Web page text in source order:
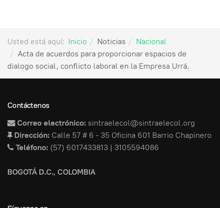
Usted está aquí: Inicio Noticias
Nacional
Acta de acuerdos para proporcionar espacios de
dialogo social, conflicto laboral en la Empresa Urrá.
Contáctenos
Correo electrónico: sintraelecol@sintraelecol.org
Dirección: Calle 57 # 6 - 35 Oficina 601 Barrio Chapinero
Teléfono: (57) 6017433813 | 3105594086
BOGOTÁ D.C., COLOMBIA